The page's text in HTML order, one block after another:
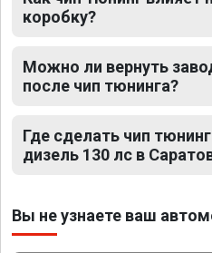
коробку?
Можно ли вернуть
после чип тюнинга?
Где сделать чип
дизель 130 лс в
Вы не узнаете ваш